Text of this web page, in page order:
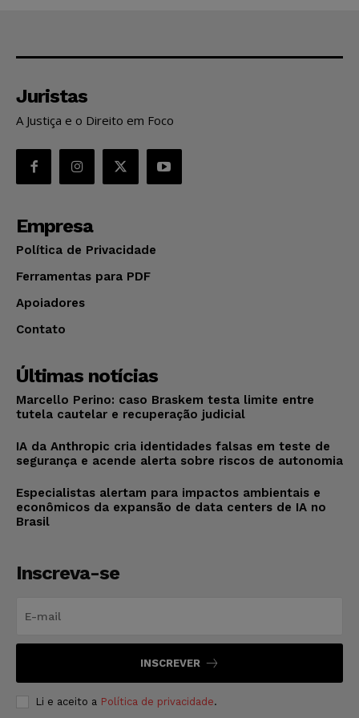
Juristas
A Justiça e o Direito em Foco
Empresa
Política de Privacidade
Ferramentas para PDF
Apoiadores
Contato
Últimas notícias
Marcello Perino: caso Braskem testa limite entre
tutela cautelar e recuperação judicial
IA da Anthropic cria identidades falsas em teste de
segurança e acende alerta sobre riscos de autonomia
Especialistas alertam para impactos ambientais e
econômicos da expansão de data centers de IA no
Brasil
Inscreva-se
INSCREVER
Li e aceito a Política de privacidade.